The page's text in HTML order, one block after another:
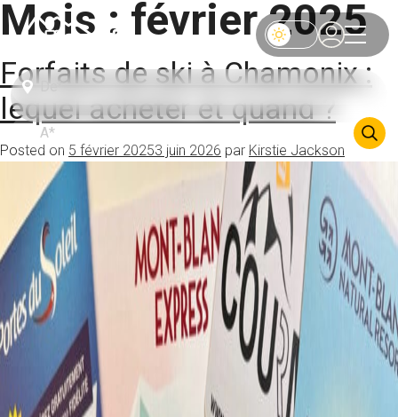
Mois : février 2025
Forfaits de ski à Chamonix :
lequel acheter et quand ?
Posted on 5 février 20253 juin 2026 par Kirstie Jackson